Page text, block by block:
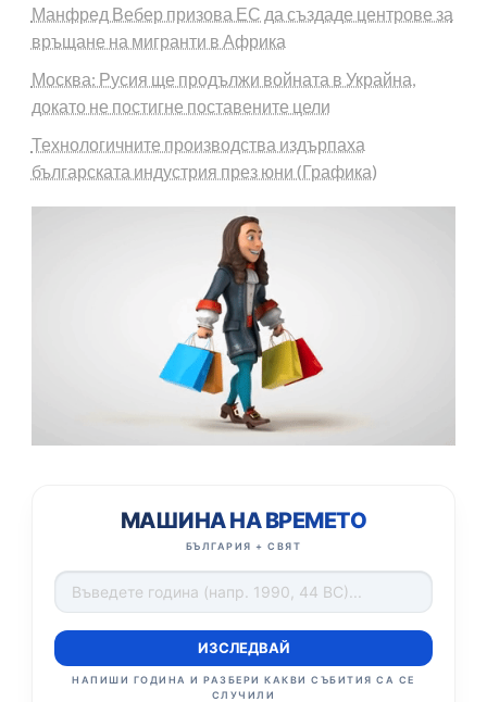
Манфред Вебер призова ЕС да създаде центрове за
връщане на мигранти в Африка
Москва: Русия ще продължи войната в Украйна,
докато не постигне поставените цели
Технологичните производства издърпаха
българската индустрия през юни (Графика)
МАШИНА НА ВРЕМЕТО
БЪЛГАРИЯ + СВЯТ
ИЗСЛЕДВАЙ
НАПИШИ ГОДИНА И РАЗБЕРИ КАКВИ СЪБИТИЯ СА СЕ
СЛУЧИЛИ